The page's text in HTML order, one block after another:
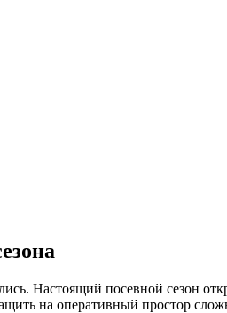
Настоящий посевной сезон
на оперативный простор